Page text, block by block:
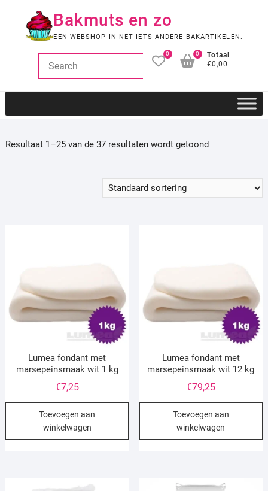
Bakmuts en zo
EEN WEBSHOP IN NET IETS ANDERE BAKARTIKELEN.
0
Totaal
€0,00
0
Resultaat 1–25 van de 37 resultaten wordt getoond
Lumea fondant met
marsepeinsmaak wit 1 kg
€7,25
Toevoegen aan
winkelwagen
Lumea fondant met
marsepeinsmaak wit 12 kg
€79,25
Toevoegen aan
winkelwagen